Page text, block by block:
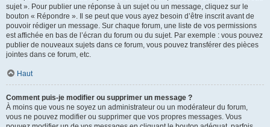
sujet ». Pour publier une réponse à un sujet ou un message, cliquez sur le
bouton « Répondre ». Il se peut que vous ayez besoin d’être inscrit avant de
pouvoir rédiger un message. Sur chaque forum, une liste de vos permissions
est affichée en bas de l’écran du forum ou du sujet. Par exemple : vous pouvez
publier de nouveaux sujets dans ce forum, vous pouvez transférer des pièces
jointes dans ce forum, etc.
Haut
Comment puis-je modifier ou supprimer un message ?
À moins que vous ne soyez un administrateur ou un modérateur du forum,
vous ne pouvez modifier ou supprimer que vos propres messages. Vous